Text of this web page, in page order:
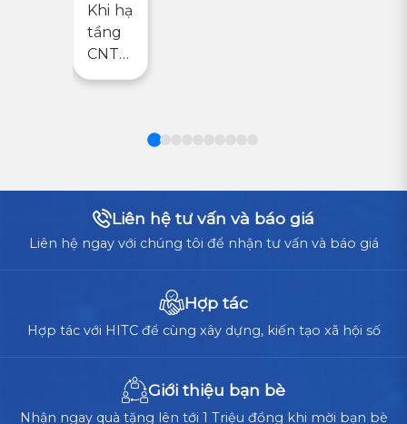
THUÊ
TRUNG
TÂM
DỮ
LIỆU:
DOANH
NGHIỆP?
Khi hạ
tầng
CNTT
trở
cốt
lõi,
doanh
nghiệp
nhắc
giữa
Liên hệ tư vấn và báo giá
Liên hệ ngay với chúng tôi để nhận tư vấn và báo giá
Hợp tác
Hợp tác với HITC để cùng xây dựng, kiến tạo xã hội số
Giới thiệu bạn bè
Nhận ngay quà tặng lên tới 1 Triệu đồng khi mời bạn bè